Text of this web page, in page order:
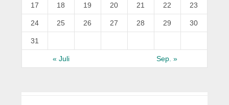
17 18 19 20 21 22 23
24 25 26 27 28 29 30
31
« Juli Sep. »